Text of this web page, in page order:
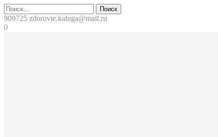
Перейти
к
содержимому
Поиск
909725 zdorovie.kaluga@mail.ru
0